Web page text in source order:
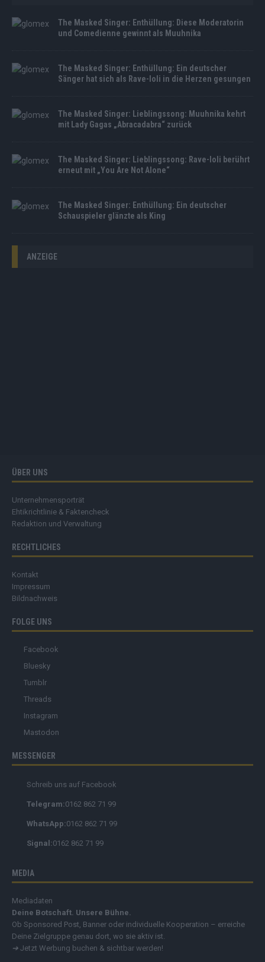
The Masked Singer: Enthüllung: Diese Moderatorin
und Comedienne gewinnt als Muuhnika
The Masked Singer: Enthüllung: Ein deutscher
Sänger hat sich als Rave-Ioli in die Herzen gesungen
The Masked Singer: Lieblingssong: Muuhnika kehrt
mit Lady Gagas „Abracadabra“ zurück
The Masked Singer: Lieblingssong: Rave-Ioli berührt
erneut mit „You Are Not Alone“
The Masked Singer: Enthüllung: Ein deutscher
Schauspieler glänzte als King
ANZEIGE
ÜBER UNS
Unternehmensporträt
Ehtikrichtlinie & Faktencheck
Redaktion und Verwaltung
RECHTLICHES
Kontakt
Impressum
Bildnachweis
FOLGE UNS
Facebook
Bluesky
Tumblr
Threads
Instagram
Mastodon
MESSENGER
Schreib uns auf Facebook
Telegram:0162 862 71 99
WhatsApp:0162 862 71 99
Signal:0162 862 71 99
MEDIA
Mediadaten
Deine Botschaft. Unsere Bühne.
Ob Sponsored Post, Banner oder individuelle Kooperation – erreiche
Deine Zielgruppe genau dort, wo sie aktiv ist.
➔ Jetzt Werbung buchen & sichtbar werden!